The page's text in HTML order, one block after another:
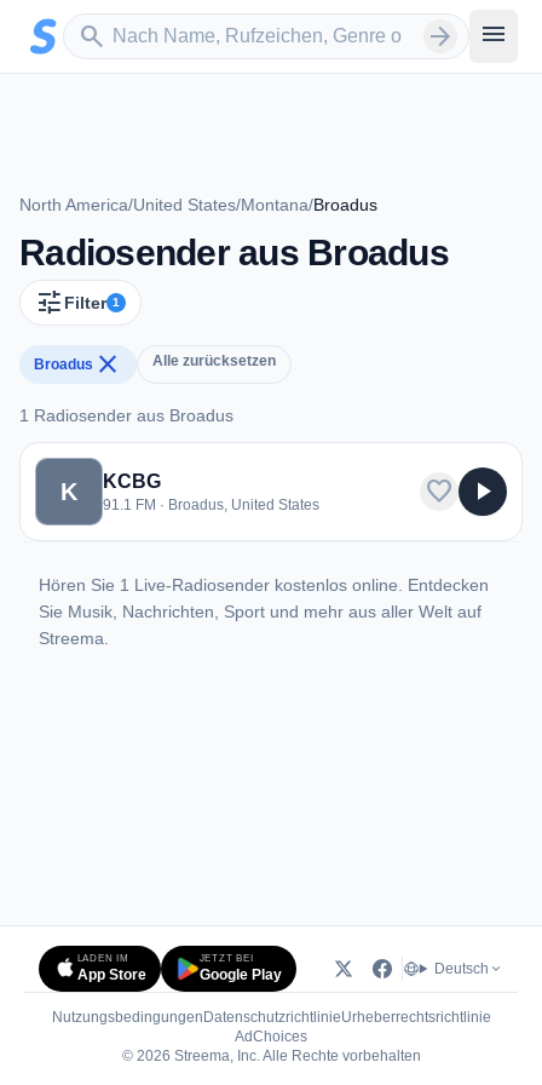
Zum Hauptinhalt springen
search
Sender suchen arrow_forward menu
North America/United States/Montana/Broadus
Radiosender aus Broadus
tune Filter 1
Broadus close Alle zurücksetzen
1 Radiosender aus Broadus
1 Radiosender aus Broadus
K KCBG
91.1 FM · Broadus, United States favorite play_arrow
Hören Sie 1 Live-Radiosender kostenlos online. Entdecken
Sie Musik, Nachrichten, Sport und mehr aus aller Welt auf
Streema.
LADEN IM
App Store
JETZT BEI
Google Play Deutsch
Nutzungsbedingungen DatenschutzrichtlinieUrheberrechtsrichtlinie
AdChoices(öffnet in neuem Tab)
© 2026 Streema, Inc. Alle Rechte vorbehalten